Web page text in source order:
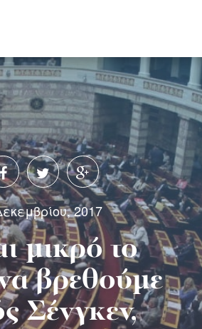
2017
μικρό το
βρεθούμε
Σένγκεν,